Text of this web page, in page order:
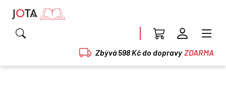
Zbývá 598 Kč do dopravy ZDARMA